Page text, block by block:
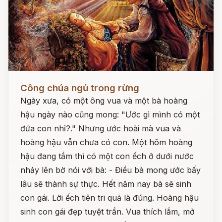
Công chúa ngủ trong rừng
Ngày xưa, có một ông vua và một bà hoàng
hậu ngày nào cũng mong: "Ước gì mình có một
đứa con nhỉ?." Nhưng ước hoài mà vua và
hoàng hậu vẫn chưa có con. Một hôm hoàng
hậu đang tắm thì có một con ếch ở dưới nước
nhảy lên bờ nói với bà: - Điều bà mong ước bấy
lâu sẽ thành sự thực. Hết năm nay bà sẽ sinh
con gái. Lời ếch tiên tri quả là đúng. Hoàng hậu
sinh con gái đẹp tuyệt trần. Vua thích lắm, mở